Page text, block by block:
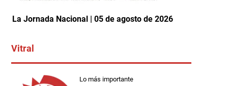
La Jornada Nacional | 05 de agosto de 2026
Vitral
Lo más importante